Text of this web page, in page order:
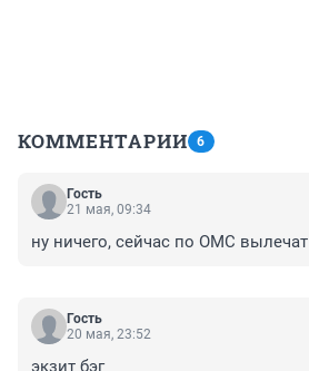
КОММЕНТАРИИ 6
Гость
21 мая, 09:34
ну ничего, сейчас по ОМС вылечат
Гость
20 мая, 23:52
экзит бэг